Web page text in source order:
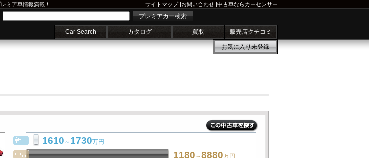
ミア車情報満載！ サイトマップ|お問い合わせ |中古車ならカーセンサー
プレミアカー検索
Car Search カタログ 買取 販売店クチコミ
お気に入り未登録
1610～1730万円
1180～8880万円